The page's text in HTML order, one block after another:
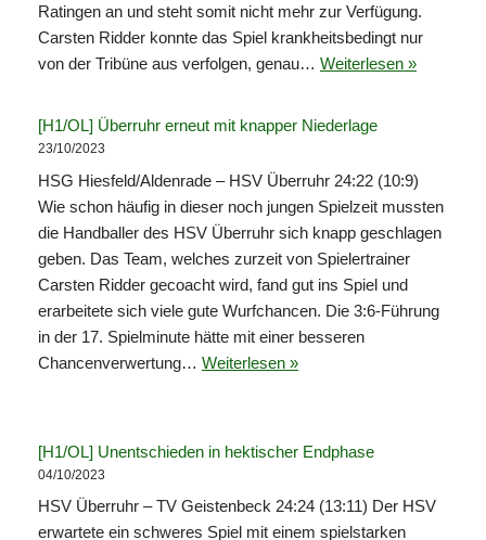
Ratingen an und steht somit nicht mehr zur Verfügung.
Carsten Ridder konnte das Spiel krankheitsbedingt nur
von der Tribüne aus verfolgen, genau… Weiterlesen »
[H1/OL] Überruhr erneut mit knapper Niederlage
23/10/2023
HSG Hiesfeld/Aldenrade – HSV Überruhr 24:22 (10:9)
Wie schon häufig in dieser noch jungen Spielzeit mussten
die Handballer des HSV Überruhr sich knapp geschlagen
geben. Das Team, welches zurzeit von Spielertrainer
Carsten Ridder gecoacht wird, fand gut ins Spiel und
erarbeitete sich viele gute Wurfchancen. Die 3:6-Führung
in der 17. Spielminute hätte mit einer besseren
Chancenverwertung… Weiterlesen »
[H1/OL] Unentschieden in hektischer Endphase
04/10/2023
HSV Überruhr – TV Geistenbeck 24:24 (13:11) Der HSV
erwartete ein schweres Spiel mit einem spielstarken